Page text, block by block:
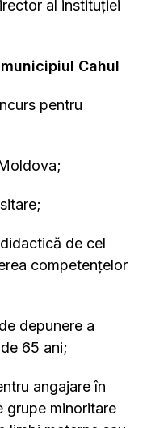
al instituției
Cahul
pentru
de cel
competențelor
depunere a
65 ani;
angajare în
grupe minoritare